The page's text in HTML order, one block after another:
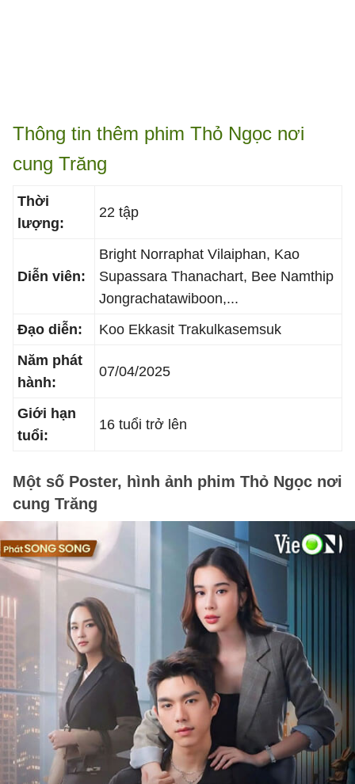
Thông tin thêm phim Thỏ Ngọc nơi
cung Trăng
Thời
lượng:
22 tập
Diễn viên:
Bright Norraphat Vilaiphan, Kao
Supassara Thanachart, Bee Namthip
Jongrachatawiboon,...
Đạo diễn:
Koo Ekkasit Trakulkasemsuk
Năm phát
hành:
07/04/2025
Giới hạn
tuổi:
16 tuổi trở lên
Một số Poster, hình ảnh phim Thỏ Ngọc nơi
cung Trăng